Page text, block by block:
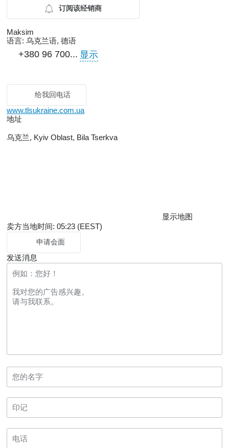
订阅该经销商
Maksim
语言: 乌克兰语, 德语
+380 96 700... 显示
给我回电话
www.tlsukraine.com.ua
地址
乌克兰, Kyiv Oblast, Bila Tserkva
显示地图
卖方当地时间: 05:23 (EEST)
申请会面
发送消息